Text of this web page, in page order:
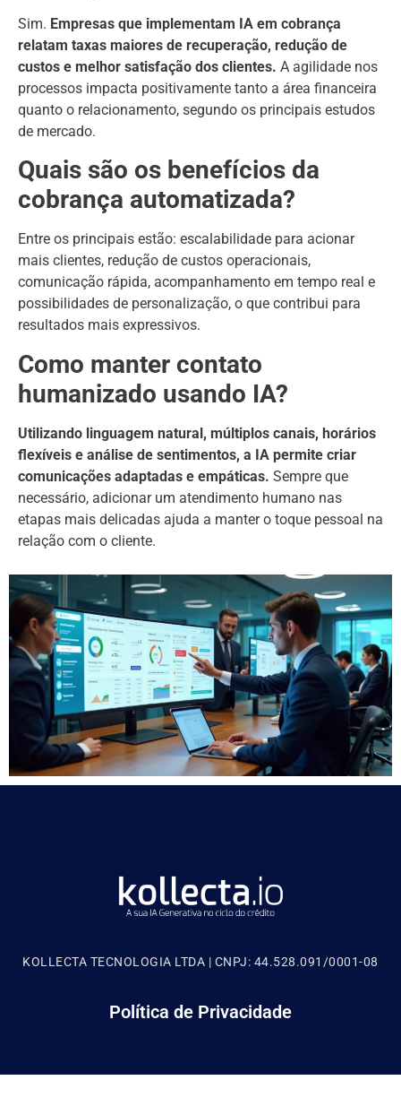
Sim. Empresas que implementam IA em cobrança
relatam taxas maiores de recuperação, redução de
custos e melhor satisfação dos clientes. A agilidade nos
processos impacta positivamente tanto a área financeira
quanto o relacionamento, segundo os principais estudos
de mercado.
Quais são os benefícios da
cobrança automatizada?
Entre os principais estão: escalabilidade para acionar
mais clientes, redução de custos operacionais,
comunicação rápida, acompanhamento em tempo real e
possibilidades de personalização, o que contribui para
resultados mais expressivos.
Como manter contato
humanizado usando IA?
Utilizando linguagem natural, múltiplos canais, horários
flexíveis e análise de sentimentos, a IA permite criar
comunicações adaptadas e empáticas. Sempre que
necessário, adicionar um atendimento humano nas
etapas mais delicadas ajuda a manter o toque pessoal na
relação com o cliente.
KOLLECTA TECNOLOGIA LTDA | CNPJ: 44.528.091/0001-08
Política de Privacidade